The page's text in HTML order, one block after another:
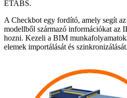
ETABS.
A Checkbot egy fordító, amely segít
modellből származó információkat az
hozni. Kezeli a BIM
elemek importálását és szinkronizálását.